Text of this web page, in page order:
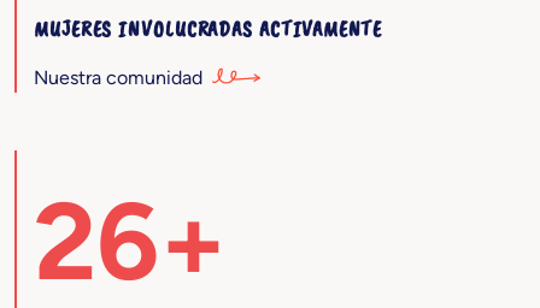
MUJERES INVOLUCRADAS ACTIVAMENTE
Nuestra comunidad
26+